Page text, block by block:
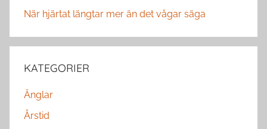
När hjärtat längtar mer än det vågar säga
KATEGORIER
Änglar
Årstid